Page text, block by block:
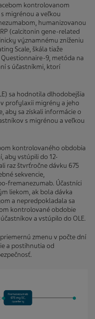
kontrolovanom
migrénou a veľkou
humanizovanou
(calcitonin gene-related
významnému zníženiu
Scale, škála tiaže
9, metóda na
s účastníkmi, ktorí
sa hodnotila dlhodobejšia
profylaxii migrény a jeho
aby sa získali informácie o
s migrénou a veľkou
kontrolovaného obdobia
aby vstúpili do 12-
raz štvrťročne dávku 675
sekvencie,
fremanezumab. Účastníci
liekom, ak bola dávka
a nepredpokladala sa
kontrolované obdobie
a vstúpilo do OLE.
zmenu v počte dní
a postihnutia od